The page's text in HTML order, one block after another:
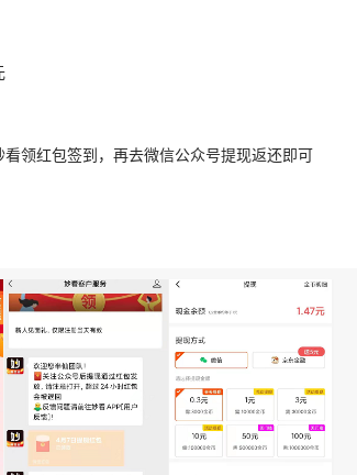
领红包签到，再去微信公众号提现返还即可